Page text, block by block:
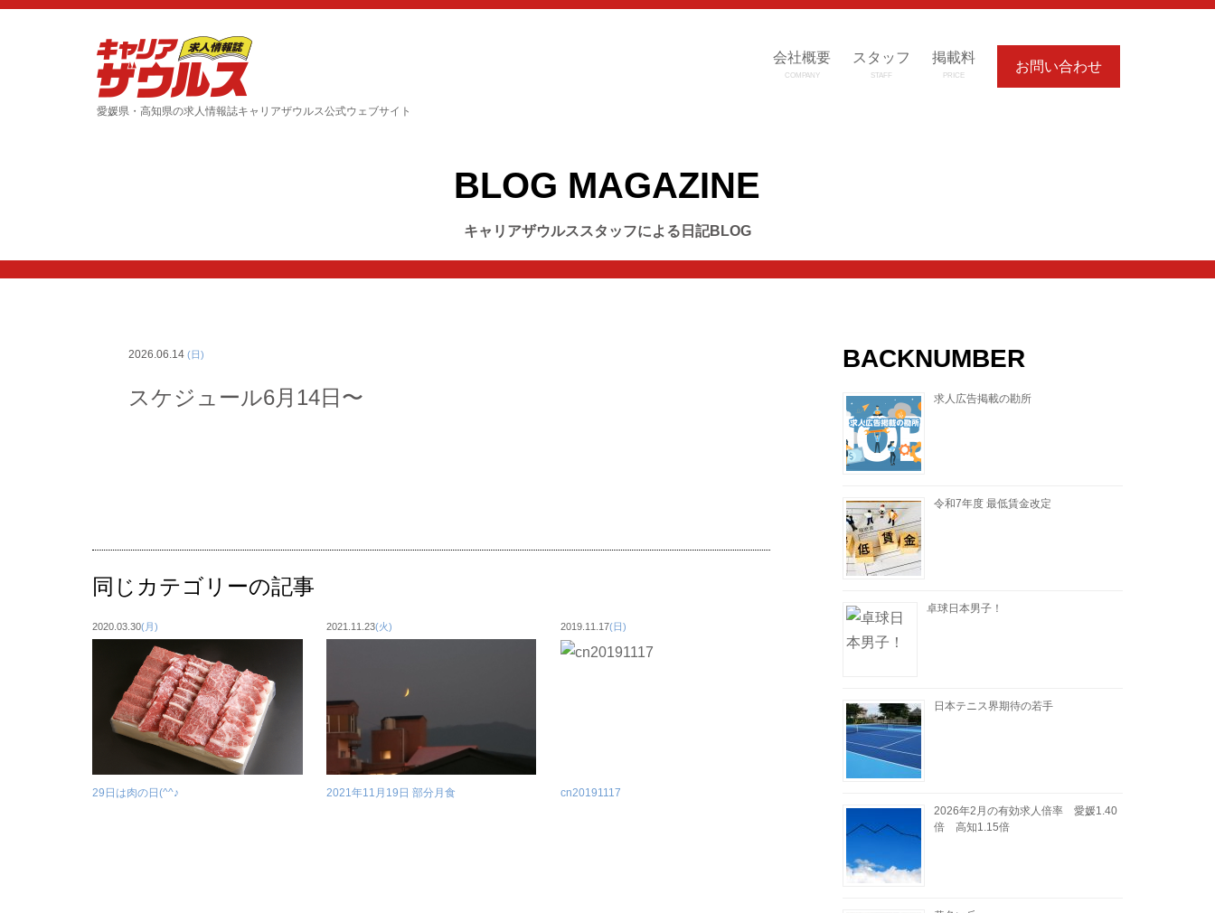
愛媛県・高知県の求人情報誌キャリアザウルス公式ウェブサイト
会社概要
COMPANY
スタッフ
STAFF
掲載料
PRICE
お問い合わせ
BLOG MAGAZINE
キャリアザウルススタッフによる日記BLOG
2026.06.14 (日)
スケジュール6月14日〜
同じカテゴリーの記事
2020.03.30(月)
29日は肉の日(^^♪
2021.11.23(火)
2021年11月19日 部分月食
2019.11.17(日)
cn20191117
BACKNUMBER
求人広告掲載の勘所
令和7年度 最低賃金改定
卓球日本男子！
日本テニス界期待の若手
2026年2月の有効求人倍率 愛媛1.40
倍 高知1.15倍